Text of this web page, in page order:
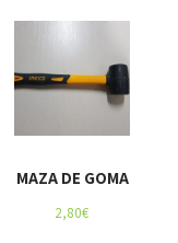
MAZA DE GOMA
2,80€